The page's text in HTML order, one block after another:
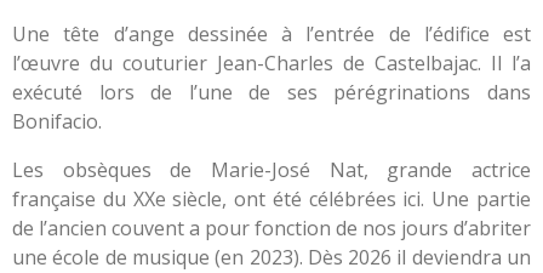
Une tête d’ange dessinée à l’entrée de l’édifice est
l’œuvre du couturier Jean-Charles de Castelbajac. Il l’a
exécuté lors de l’une de ses pérégrinations dans
Bonifacio.
Les obsèques de Marie-José Nat, grande actrice
française du XXe siècle, ont été célébrées ici. Une partie
de l’ancien couvent a pour fonction de nos jours d’abriter
une école de musique (en 2023). Dès 2026 il deviendra un